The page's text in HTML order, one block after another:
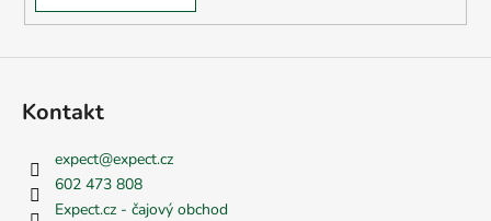
Kontakt
expect@expect.cz
602 473 808
Expect.cz - čajový obchod